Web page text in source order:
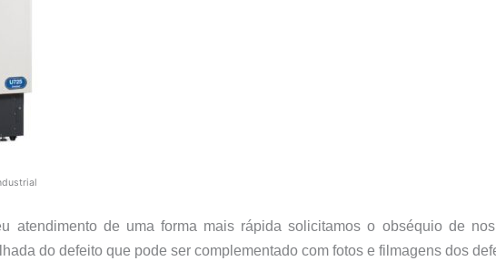
atendimento de uma forma mais rápida solicitamos o obséquio de
do defeito que pode ser complementado com fotos e filmagens dos